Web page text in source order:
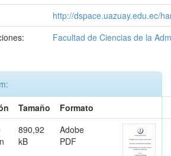
http://dspace.uazuay.edu.ec/
Facultad de Ciencias de la
Tamaño
Formato
890,92
kB
Adobe
PDF